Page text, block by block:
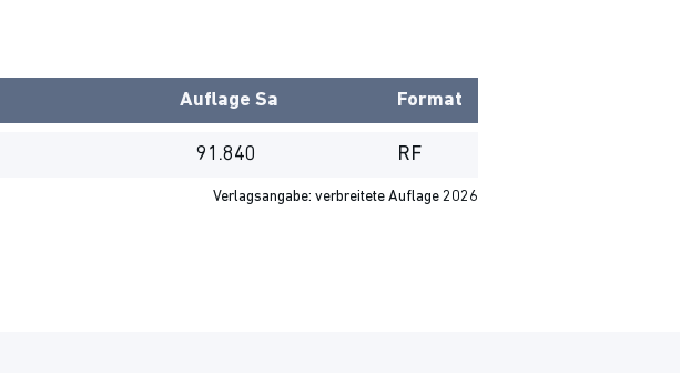
Auflage Sa Format
91.840 RF
Verlagsangabe: verbreitete Auflage 2026